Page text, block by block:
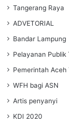
Tangerang Raya
ADVETORIAL
Bandar Lampung
Pelayanan Publik
Pemerintah Aceh
WFH bagi ASN
Artis penyanyi
KDI 2020